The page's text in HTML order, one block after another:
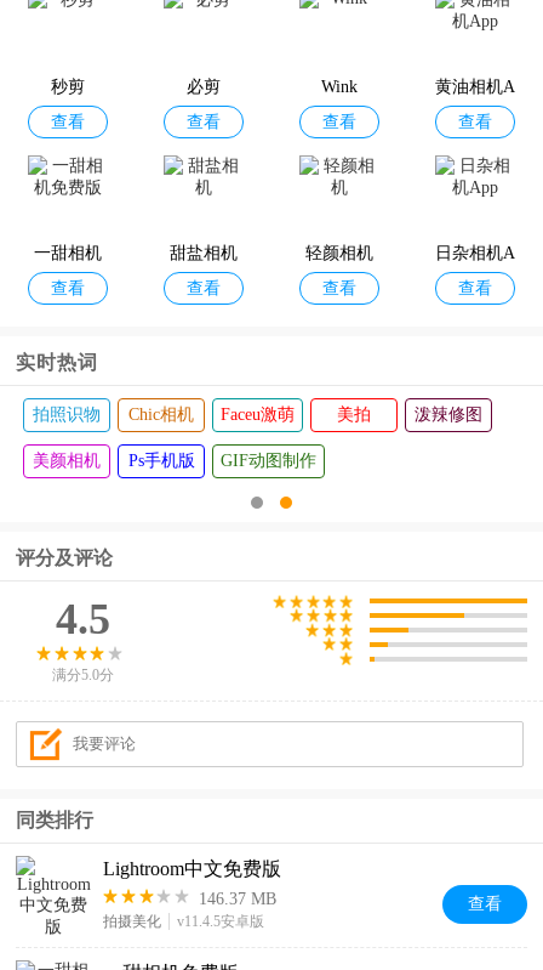
秒剪
查看
必剪
查看
Wink
查看
黄油相机A
pp
查看
一甜相机
免费版
查看
甜盐相机
查看
轻颜相机
查看
日杂相机A
pp
查看
实时热词
拍照识物 Chic相机 Faceu激萌 美拍 泼辣修图
美颜相机 Ps手机版 GIF动图制作
评分及评论
4.5
满分5.0分
同类排行
Lightroom中文免费版
146.37 MB
拍摄美化 v11.4.5安卓版
查看